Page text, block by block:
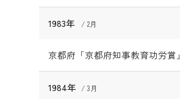
1983年 2月
京都府「京都府知事教育功労賞」
1984年 3月